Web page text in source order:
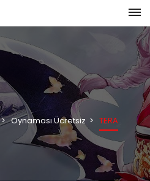
Oynaması Ücretsiz TERA